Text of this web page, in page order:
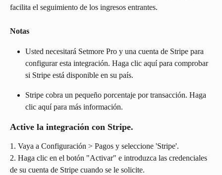
facilita el seguimiento de los ingresos entrantes.
Notas
Usted necesitará Setmore Pro y una cuenta de Stripe para
configurar esta integración. Haga clic aquí para comprobar
si Stripe está disponible en su país.
Stripe cobra un pequeño porcentaje por transacción. Haga
clic aquí para más información.
Active la integración con Stripe.
1. Vaya a Configuración > Pagos y seleccione 'Stripe'.
2. Haga clic en el botón "Activar" e introduzca las credenciales
de su cuenta de Stripe cuando se le solicite.